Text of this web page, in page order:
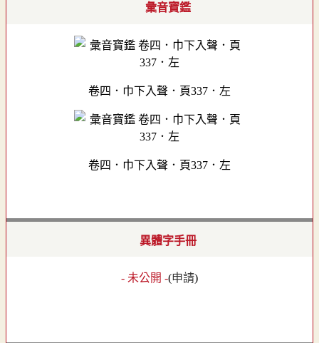
彙音寶鑑
卷四．巾下入聲．頁337．左
卷四．巾下入聲．頁337．左
異體字手冊
- 未公開 -(申請)